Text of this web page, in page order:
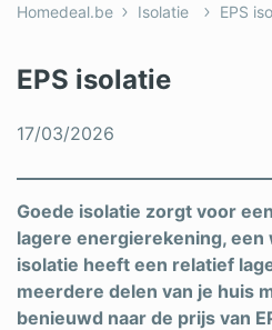
Isolatie
Loodgieter
Rolluiken
Schilder
Schrijnwerker
Homedeal.be Isolatie EPS
EPS isolatie
17/03/2026
Goede isolatie zorgt voor
lagere energierekening, een
isolatie heeft een relatief
meerdere delen van je huis
benieuwd naar de prijs van